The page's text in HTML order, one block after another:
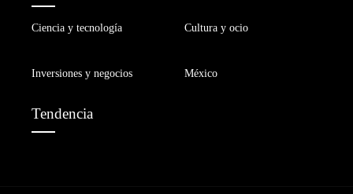
Ciencia y tecnología Cultura y ocio
Inversiones y negocios México
Tendencia